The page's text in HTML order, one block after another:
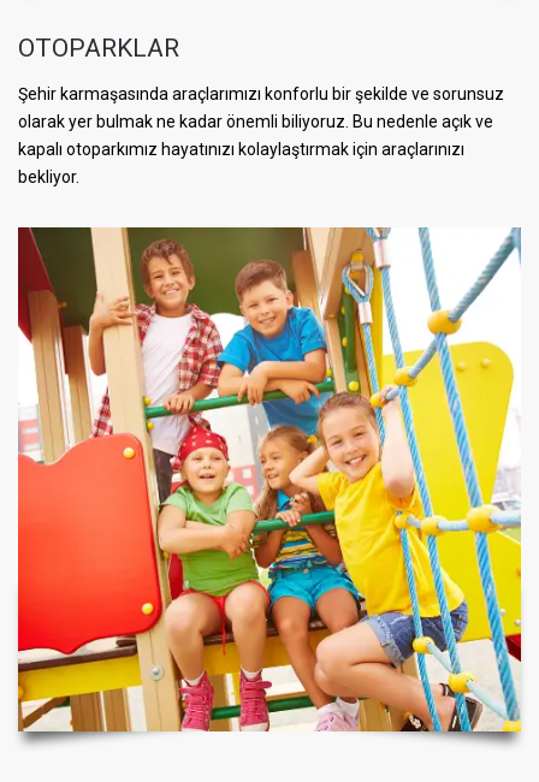
OTOPARKLAR
Şehir karmaşasında araçlarımızı konforlu bir şekilde ve sorunsuz
olarak yer bulmak ne kadar önemli biliyoruz. Bu nedenle açık ve
kapalı otoparkımız hayatınızı kolaylaştırmak için araçlarınızı
bekliyor.